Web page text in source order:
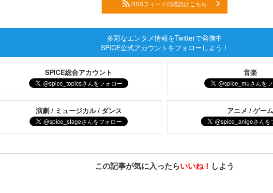
RSSフィードの購読はこちら
多彩なエンタメ情報をTwitterで発信中
SPICE公式アカウントをフォローしよう！
SPICE総合アカウント 音楽
演劇 / ミュージカル / ダンス アニメ / ゲー
この記事が気に入ったらいいね！ しよう